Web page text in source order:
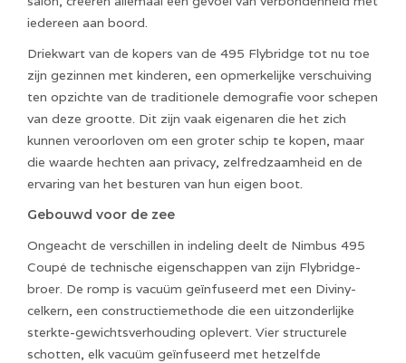
iedereen aan boord.
Driekwart van de kopers van de 495 Flybridge tot nu toe
zijn gezinnen met kinderen, een opmerkelijke verschuiving
ten opzichte van de traditionele demografie voor schepen
van deze grootte. Dit zijn vaak eigenaren die het zich
kunnen veroorloven om een ​​groter schip te kopen, maar
die waarde hechten aan privacy, zelfredzaamheid en de
ervaring van het besturen van hun eigen boot.
Gebouwd voor de zee
Ongeacht de verschillen in indeling deelt de Nimbus 495
Coupé de technische eigenschappen van zijn Flybridge-
broer. De romp is vacuüm geïnfuseerd met een Diviny-
celkern, een constructiemethode die een uitzonderlijke
sterkte-gewichtsverhouding oplevert. Vier structurele
schotten, elk vacuüm geïnfuseerd met hetzelfde